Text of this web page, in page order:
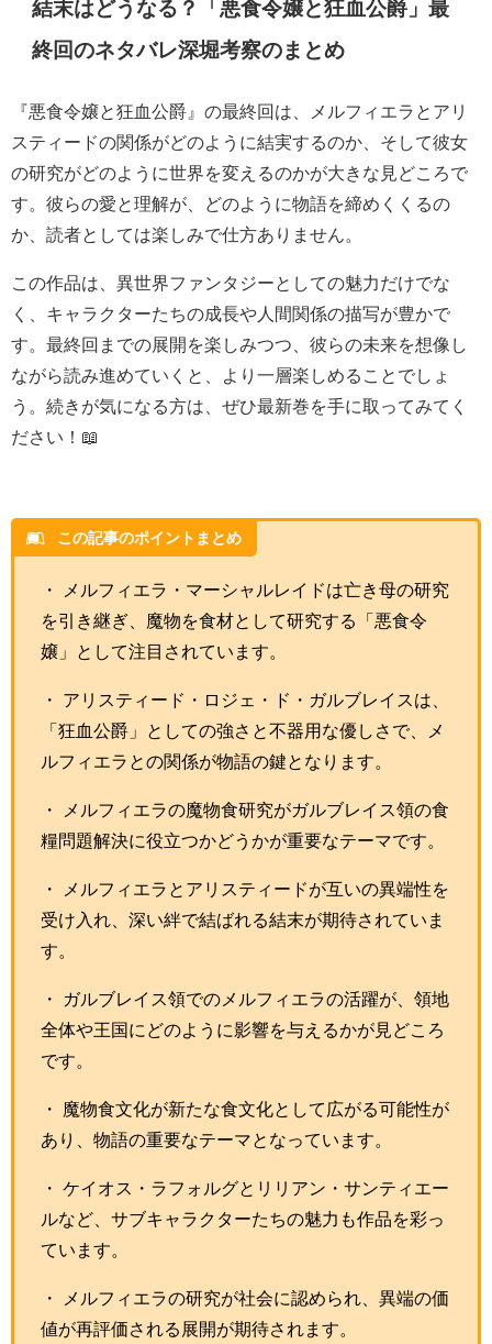
結末はどうなる？「悪食令嬢と狂血公爵」最
終回のネタバレ深堀考察のまとめ
『悪食令嬢と狂血公爵』の最終回は、メルフィエラとアリ
スティードの関係がどのように結実するのか、そして彼女
の研究がどのように世界を変えるのかが大きな見どころで
す。彼らの愛と理解が、どのように物語を締めくくるの
か、読者としては楽しみで仕方ありません。
この作品は、異世界ファンタジーとしての魅力だけでな
く、キャラクターたちの成長や人間関係の描写が豊かで
す。最終回までの展開を楽しみつつ、彼らの未来を想像し
ながら読み進めていくと、より一層楽しめることでしょ
う。続きが気になる方は、ぜひ最新巻を手に取ってみてく
ださい！📖
この記事のポイントまとめ
・ メルフィエラ・マーシャルレイドは亡き母の研究
を引き継ぎ、魔物を食材として研究する「悪食令
嬢」として注目されています。
・ アリスティード・ロジェ・ド・ガルブレイスは、
「狂血公爵」としての強さと不器用な優しさで、メ
ルフィエラとの関係が物語の鍵となります。
・ メルフィエラの魔物食研究がガルブレイス領の食
糧問題解決に役立つかどうかが重要なテーマです。
・ メルフィエラとアリスティードが互いの異端性を
受け入れ、深い絆で結ばれる結末が期待されていま
す。
・ ガルブレイス領でのメルフィエラの活躍が、領地
全体や王国にどのように影響を与えるかが見どころ
です。
・ 魔物食文化が新たな食文化として広がる可能性が
あり、物語の重要なテーマとなっています。
・ ケイオス・ラフォルグとリリアン・サンティエー
ルなど、サブキャラクターたちの魅力も作品を彩っ
ています。
・ メルフィエラの研究が社会に認められ、異端の価
値が再評価される展開が期待されます。